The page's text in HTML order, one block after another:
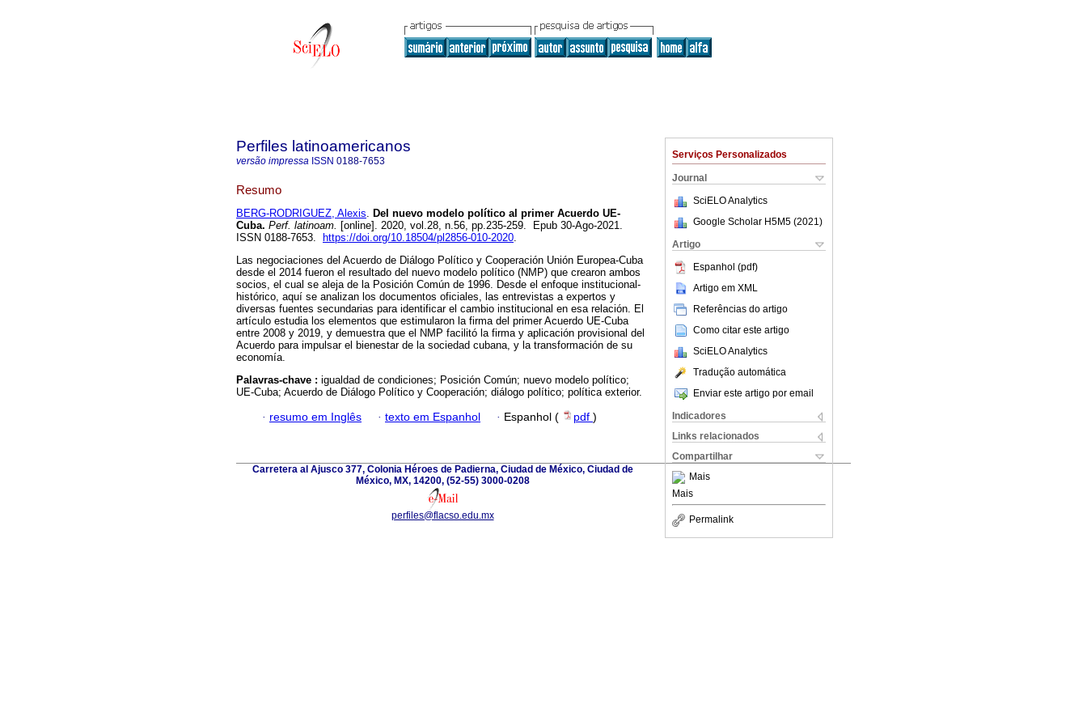
Serviços Personalizados
Journal
SciELO Analytics
Google Scholar H5M5 (2021 )
Artigo
Espanhol (pdf)
Artigo em XML
Referências do artigo
Como citar este artigo
SciELO Analytics
Tradução automática
Enviar este artigo por email
Indicadores
Links relacionados
Compartilhar
Mais
Mais
Permalink
Perfiles latinoamericanos
versão impressa ISSN 0188-7653
Resumo
BERG-RODRIGUEZ, Alexis. Del nuevo modelo político al primer Acuerdo UE-
Cuba. Perf. latinoam. [online]. 2020, vol.28, n.56, pp.235-259. Epub 30-Ago-2021.
ISSN 0188-7653.
https://doi.org/10.18504/pl2856-010-2020.
Las negociaciones del Acuerdo de Diálogo Político y Cooperación Unión Europea-Cuba
desde el 2014 fueron el resultado del nuevo modelo político (NMP) que crearon ambos
socios, el cual se aleja de la Posición Común de 1996. Desde el enfoque institucional-
histórico, aquí se analizan los documentos oficiales, las entrevistas a expertos y
diversas fuentes secundarias para identificar el cambio institucional en esa relación. El
artículo estudia los elementos que estimularon la firma del primer Acuerdo UE-Cuba
entre 2008 y 2019, y demuestra que el NMP facilitó la firma y aplicación provisional del
Acuerdo para impulsar el bienestar de la sociedad cubana, y la transformación de su
economía.
Palavras-chave : igualdad de condiciones; Posición Común; nuevo modelo político;
UE-Cuba; Acuerdo de Diálogo Político y Cooperación; diálogo político; política exterior.
· resumo em Inglês · texto em Espanhol · Espanhol ( pdf )
Carretera al Ajusco 377, Colonia Héroes de Padierna, Ciudad de México, Ciudad de
México, MX, 14200, (52-55) 3000-0208
perfiles@flacso.edu.mx